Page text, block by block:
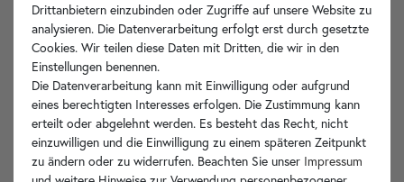
Ihre Vorteile
Drittanbietern einzubinden oder Zugriffe auf unsere Website zu
analysieren. Die Datenverarbeitung erfolgt erst durch gesetzte
Cookies. Wir teilen diese Daten mit Dritten, die wir in den
Einstellungen benennen.
Die Datenverarbeitung kann mit Einwilligung oder aufgrund
eines berechtigten Interesses erfolgen. Die Zustimmung kann
erteilt oder abgelehnt werden. Es besteht das Recht, nicht
einzuwilligen und die Einwilligung zu einem späteren Zeitpunkt
zu ändern oder zu widerrufen. Beachten Sie unser Impressum